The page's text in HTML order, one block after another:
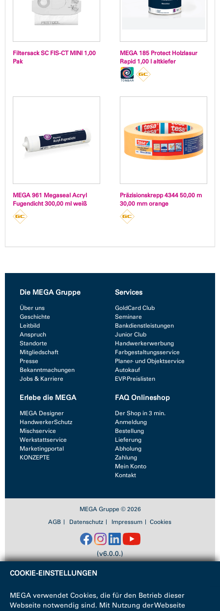
Filtersack SC FIS-CT MINI 1,00
Pak
MEGA 185 Protect Holzlasur
Rapid 1,00 l altkiefer
MEGA 961 Megaseal Acryl
Fugendicht 300,00 ml weiß
Präzisionskrepp 4344 50,00 m
30,00 mm orange
Die MEGA Gruppe
Über uns
Geschichte
Leitbild
Anspruch
Standorte
Mitgliedschaft
Presse
Bekanntmachungen
Jobs & Karriere
Services
GoldCard Club
Seminare
Bankdienstleistungen
Junior Club
Handwerkerwerbung
Farbgestaltungsservice
Planer- und Objektservice
Autokauf
EVP-Preislisten
Erlebe die MEGA
MEGA Designer
HandwerkerSchutz
Mischservice
Werkstattservice
Marketingportal
KONZEPTE
FAQ Onlineshop
Der Shop in 3 min.
Anmeldung
Bestellung
Lieferung
Abholung
Zahlung
Mein Konto
Kontakt
MEGA Gruppe © 2026
AGB
Datenschutz Impressum Cookies
(v6.0.0.)
COOKIE-EINSTELLUNGEN
MEGA verwendet Cookies, die für den Betrieb dieser
Webseite notwendig sind. Mit Nutzung der Webseite